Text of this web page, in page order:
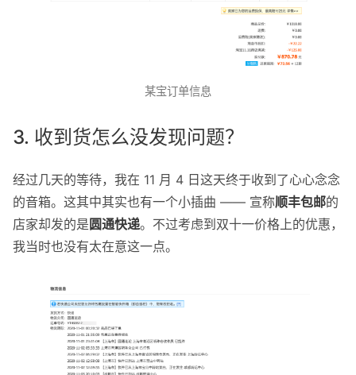
某宝订单信息
3. 收到货怎么没发现问题？
经过几天的等待，我在 11 月 4 日这天终于收到了心心念念
的音箱。这其中其实也有一个小插曲 —— 宣称顺丰包邮的
店家却发的是圆通快递。不过考虑到双十一价格上的优惠，
我当时也没有太在意这一点。